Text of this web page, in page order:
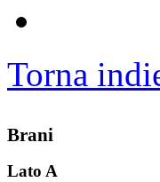
Torna
Brani
Lato A